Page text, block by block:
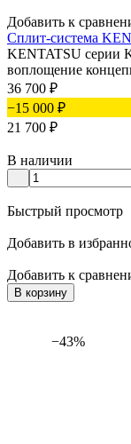
Добавить к
Сплит-система
KENTATSU серии
воплощение
36 700 ₽
−15 000 ₽
21 700 ₽
В наличии
Быстрый просмотр
Добавить в
Добавить к
В корзину
−43%